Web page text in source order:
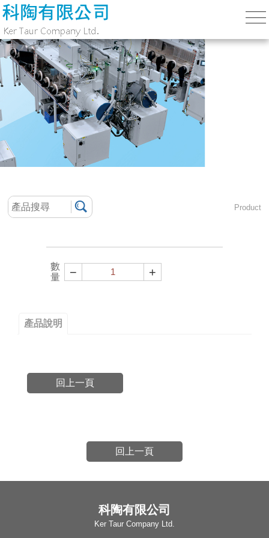
Product
數
量
− +
產品說明
回上一頁
回上一頁
科陶有限公司
Ker Taur Company Ltd.